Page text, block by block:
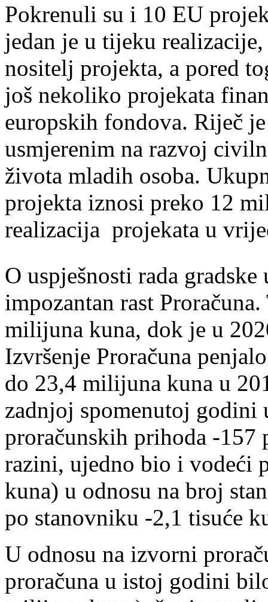
Pokrenuli su i 10 EU
jedan je u tijeku
nositelj projekta, a pored
još nekoliko projekata
europskih fondova. Riječ
usmjerenim na razvoj
života mladih osoba.
projekta iznosi preko 12
realizacija projekata u
O uspješnosti rada
impozantan rast
milijuna kuna, dok je u
Izvršenje Proračuna
do 23,4 milijuna kuna u
zadnjoj spomenutoj godini
proračunskih prihoda -157
razini, ujedno bio i vodeći
kuna) u odnosu na broj
po stanovniku -2,1 tisuće
U odnosu na izvorni
proračuna u istoj godini